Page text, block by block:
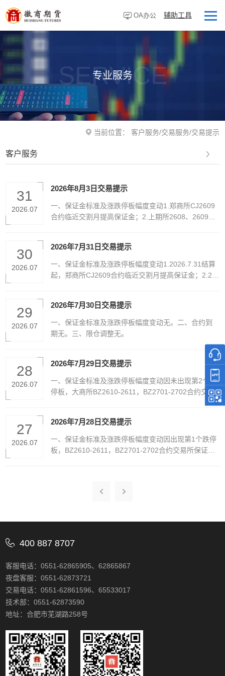
辅助工具
OA办公
走进徽商
客户服务
研究资讯
业务板块
SERVICE
专业服务
当前位置： 客户服务/交易服务/交易提示
客户服务
31
2026.07
2026年8月3日交易提示
一、保证金标准及涨跌停板幅度变动1.郑商所CJ2609
合约临近交割月提高保证金；2.上期所2608、2609合
期无。三、限仓调整1.郑商所2609、大商所2609、广
期所2609部分合约限仓调整；2.上期所和能源中心260
9、2610部分合约限仓调整。
30
2026.07
2026年7月31日交易提示
一、保证金标准及涨跌停板幅度变动1.2026.7.31结算
起，郑商所CJ2609合约临近交割月提高保证金；2.20
8、BC2608、2609合约临近交割月提高保证金。二、
合约到期无。三、限仓调整1.郑商所、大商所、广期所
2608合约自然人客户持仓手数调整为0手；2.上期所26
整为交易所要求的整数倍；3.2026.7.31结算起，郑商
所2609、大商所2609、广期所2609部分合约限仓调
整；4.2026.7.31结算起，上期所和能源中心2609、26
10部分合约限仓调整。
29
2026.07
2026年7月30日交易提示
一、保证金标准及涨跌停板幅度变动无。二、合约到
期无。三、限仓调整无。
28
2026.07
2026年7月29日交易提示
一、保证金标准及涨跌停板幅度变动因未出现第2个跌
停板，大商所BZ2610-2611，BZ2701-2702合约交易
所保证金调整至7%，涨跌停板幅度6%；因未出现第2
7%，涨跌停板幅度6%。二、合约到期郑商所CJ260
9、PX2609期权合约到期日。三、限仓调整无。
27
2026.07
2026年7月28日交易提示
一、保证金标准及涨跌停板幅度变动因出现第1个跌停
板，BZ2610-2611，BZ2701-2702合约交易所保证金
400 887 8707
客服电话：0551-62865905、62865867
夜盘客服：0551-62873721
交易电话：0551-62861596、65533017
技术部：0551-62873590
地址：合肥市芜湖路258号